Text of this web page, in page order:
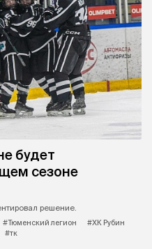
будет
сезоне
решение.
#Тюменский легион
#ХК Рубин
#тк